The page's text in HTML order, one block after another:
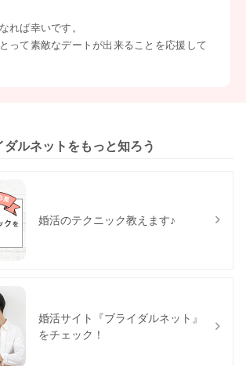
れば幸いです。
って素敵なデートが出来ることを応援して
ダルネットをもっと知ろう
婚活のテクニック教えます♪
婚活サイト『ブライダルネット』
をチェック！